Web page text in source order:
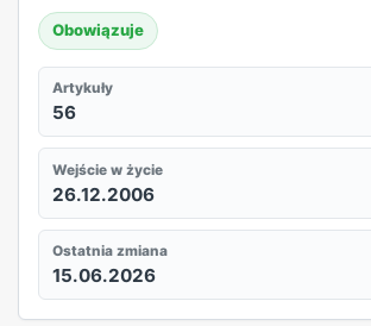
Obowiązuje
Artykuły
56
Wejście w życie
26.12.2006
Ostatnia zmiana
15.06.2026